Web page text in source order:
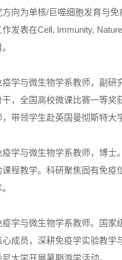
向为单核/巨噬细胞发育与
发表在Cell, Immunity,
疫学与微生物学系教师，副
干，全国高校微课比赛一等
带领学生赴英国曼彻斯特大
疫学与微生物学系教师，博
程教学。科研聚焦固有免疫
疫学与微生物学系教师。国
成员，深耕免疫学实验教学
大学开展暑期游学活动。